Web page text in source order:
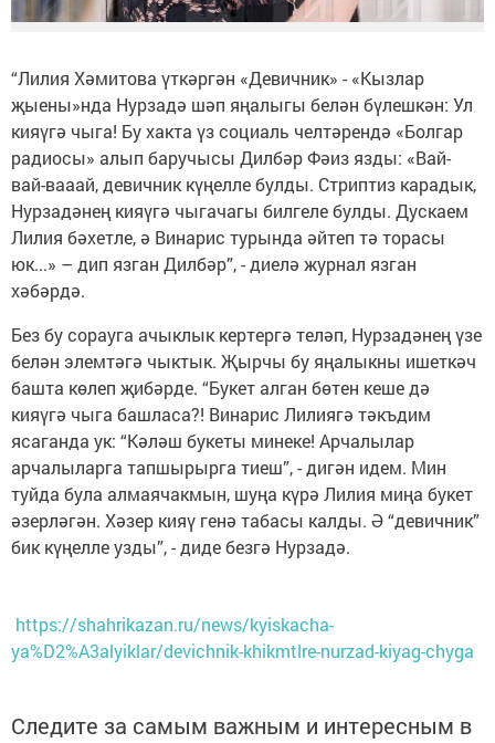
“Лилия Хәмитова үткәргән «Девичник» - «Кызлар
җыены»нда Нурзадә шәп яңалыгы белән бүлешкән: Ул
кияүгә чыга! Бу хакта үз социаль челтәрендә «Болгар
радиосы» алып баручысы Дилбәр Фәиз язды: «Вай-
вай-вааай, девичник күңелле булды. Стриптиз карадык,
Нурзадәнең кияүгә чыгачагы билгеле булды. Дускаем
Лилия бәхетле, ә Винарис турында әйтеп тә торасы
юк...» – дип язган Дилбәр”, - диелә журнал язган
хәбәрдә.
Без бу сорауга ачыклык кертергә теләп, Нурзадәнең үзе
белән элемтәгә чыктык. Җырчы бу яңалыкны ишеткәч
башта көлеп җибәрде. “Букет алган бөтен кеше дә
кияүгә чыга башласа?! Винарис Лилиягә тәкъдим
ясаганда ук: “Кәләш букеты минеке! Арчалылар
арчалыларга тапшырырга тиеш”, - дигән идем. Мин
туйда була алмаячакмын, шуңа күрә Лилия миңа букет
әзерләгән. Хәзер кияү генә табасы калды. Ә “девичник”
бик күңелле узды”, - диде безгә Нурзадә.
https://shahrikazan.ru/news/kyiskacha-
ya%D2%A3alyiklar/devichnik-khikmtlre-nurzad-kiyag-chyga
Следите за самым важным и интересным в